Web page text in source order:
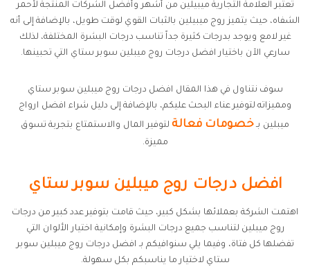
تعتبر العلامة التجارية ميبيلين من أشهر وأفضل الشركات المنتجة لأحمر
الشفاه، حيث يتميز روج ميبيلين بالثبات القوي لوقت طويل، بالإضافة إلى أنه
غير لامع ويوجد بدرجات كثيرة جداً تناسب درجات البشرة المختلفة، لذلك
سارعي الآن باختيار افضل درجات روج ميبلين سوبر ستاي التي تحبينها.
سوف نتناول في هذا المقال افضل درجات روج ميبلين سوبر ستاي
ومميزاته لتوفير عناء البحث عليكم، بالإضافة إلى دليل شراء افضل ارواج
ميبلين بـ خصومات فعالة لتوفير المال والاستمتاع بتجربة تسوق
مميزة.
افضل درجات روج ميبلين سوبر ستاي
اهتمت الشركة بعملائها بشكل كبير، حيث قامت بتوفير عدد كبير من درجات
روج ميبلين لتناسب جميع درجات البشرة وإمكانية اختيار الألوان التي
تفضلها كل فتاة، وفيما يلي سنوافيكم بـ افضل درجات روج ميبلين سوبر
ستاي لاختيار ما يناسبكم بكل سهولة.